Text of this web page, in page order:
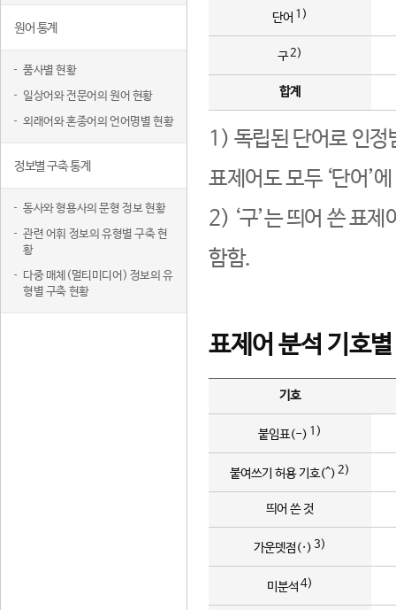
원어 통계
품사별 현황
일상어와 전문어의 원어 현황
외래어와 혼종어의 언어명별 현황
정보별 구축 통계
동사와 형용사의 문형 정보 현황
관련 어휘 정보의 유형별 구축 현
황
다중 매체(멀티미디어) 정보의 유
형별 구축 현황
단어 1)
구2)
합계
1) 독립된 단어로 인정
표제어도 모두 ‘단어’
2) ‘구’는 띄어 쓴 표
함함.
표제어 분석 기호
기호
붙임표(-) 1)
붙여쓰기 허용 기호(^) 2)
띄어 쓴 것
가운뎃점(·) 3)
미분석 4)